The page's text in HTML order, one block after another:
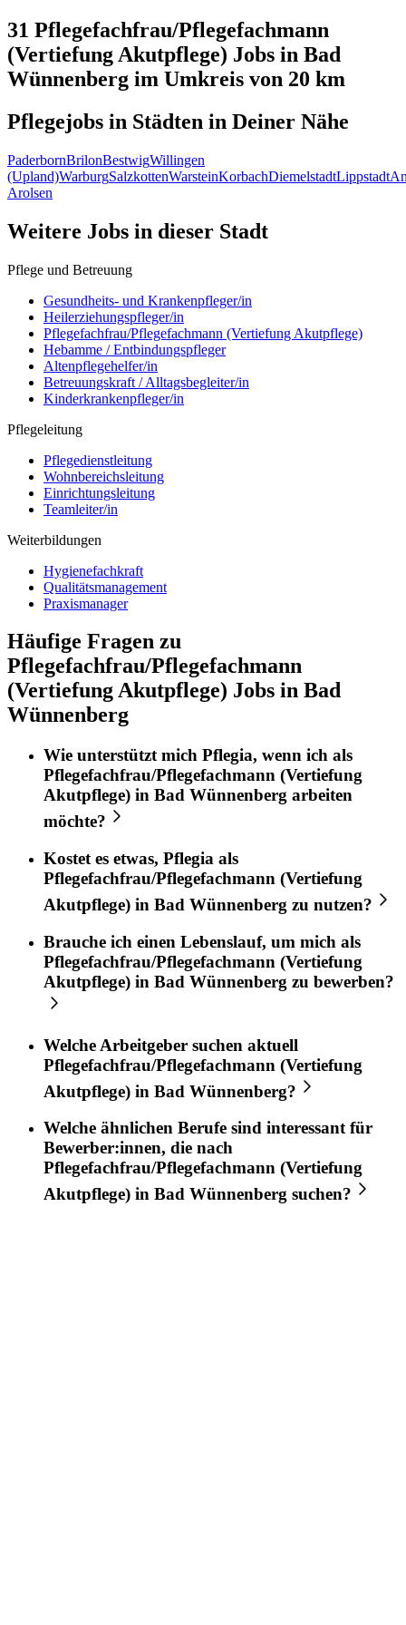
31 Pflegefachfrau/Pflegefachmann
(Vertiefung Akutpflege) Jobs in Bad
Wünnenberg im Umkreis von 20 km
Pflegejobs in Städten in Deiner Nähe
PaderbornBrilonBestwigWillingen
(Upland)WarburgSalzkottenWarsteinKorbachDiemelstadtLippstadt
Arolsen
Weitere Jobs in dieser Stadt
Pflege und Betreuung
Gesundheits- und Krankenpfleger/in
Heilerziehungspfleger/in
Pflegefachfrau/Pflegefachmann (Vertiefung Akutpflege)
Hebamme / Entbindungspfleger
Altenpflegehelfer/in
Betreuungskraft / Alltagsbegleiter/in
Kinderkrankenpfleger/in
Pflegeleitung
Pflegedienstleitung
Wohnbereichsleitung
Einrichtungsleitung
Teamleiter/in
Weiterbildungen
Hygienefachkraft
Qualitätsmanagement
Praxismanager
Häufige Fragen zu
Pflegefachfrau/Pflegefachmann
(Vertiefung Akutpflege) Jobs in Bad
Wünnenberg
Wie unterstützt mich Pflegia, wenn ich als
Pflegefachfrau/Pflegefachmann (Vertiefung
Akutpflege) in Bad Wünnenberg arbeiten
möchte?
Kostet es etwas, Pflegia als
Pflegefachfrau/Pflegefachmann (Vertiefung
Akutpflege) in Bad Wünnenberg zu nutzen?
Brauche ich einen Lebenslauf, um mich als
Pflegefachfrau/Pflegefachmann (Vertiefung
Akutpflege) in Bad Wünnenberg zu bewerben?
Welche Arbeitgeber suchen aktuell
Pflegefachfrau/Pflegefachmann (Vertiefung
Akutpflege) in Bad Wünnenberg?
Welche ähnlichen Berufe sind interessant für
Bewerber:innen, die nach
Pflegefachfrau/Pflegefachmann (Vertiefung
Akutpflege) in Bad Wünnenberg suchen?